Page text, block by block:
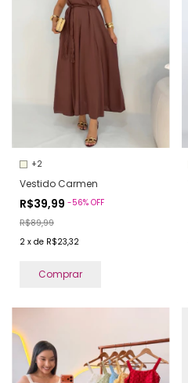
+2
Vestido Carmen
R$39,99 -56% OFF
R$89,99
2 x de R$23,32
Comprar